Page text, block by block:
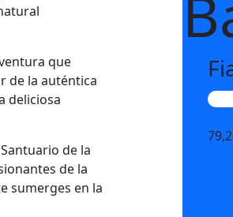
que
de la auténtica
deliciosa
de la
de la
sumerges en la